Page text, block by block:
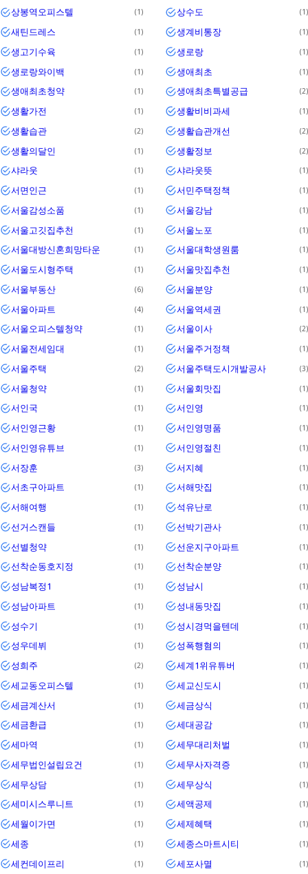
상봉역오피스텔 1 상수도 1
새틴드레스 1 생계비통장 1
생고기수육 1 생로랑 1
생로랑와이백 1 생애최초 1
생애최초청약 1 생애최초특별공급 2
생활가전 1 생활비비과세 1
생활습관 2 생활습관개선 2
생활의달인 1 생활정보 2
샤라웃 1 샤라웃뜻 1
서면인근 1 서민주택정책 1
서울감성소품 1 서울강남 1
서울고깃집추천 1 서울노포 1
서울대방신혼희망타운 1 서울대학생원룸 1
서울도시형주택 1 서울맛집추천 1
서울부동산 6 서울분양 1
서울아파트 4 서울역세권 1
서울오피스텔청약 1 서울이사 2
서울전세임대 1 서울주거정책 1
서울주택 2 서울주택도시개발공사 3
서울청약 1 서울회맛집 1
서인국 1 서인영 1
서인영근황 1 서인영명품 1
서인영유튜브 1 서인영절친 1
서장훈 3 서지혜 1
서초구아파트 1 서해맛집 1
서해여행 1 석유난로 1
선거스캔들 1 선박기관사 1
선별청약 1 선운지구아파트 1
선착순동호지정 1 선착순분양 1
성남복정1 1 성남시 1
성남아파트 1 성내동맛집 1
성수기 1 성시경먹을텐데 1
성우데뷔 1 성폭행혐의 1
성희주 2 세계1위유튜버 1
세교동오피스텔 1 세교신도시 1
세금계산서 1 세금상식 1
세금환급 1 세대공감 1
세마역 1 세무대리처벌 1
세무법인설립요건 1 세무사자격증 1
세무상담 1 세무상식 1
세미시스루니트 1 세액공제 1
세월이가면 1 세제혜택 1
세종 1 세종스마트시티 1
세컨데이프리 1 세포사멸 1